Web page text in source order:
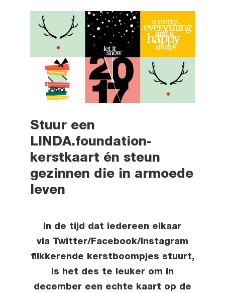
Stuur een
LINDA.foundation-
kerstkaart én steun
gezinnen die in armoede
leven
In de tijd dat iedereen elkaar
via Twitter/Facebook/Instagram
flikkerende kerstboompjes stuurt,
is het des te leuker om in
december een echte kaart op de